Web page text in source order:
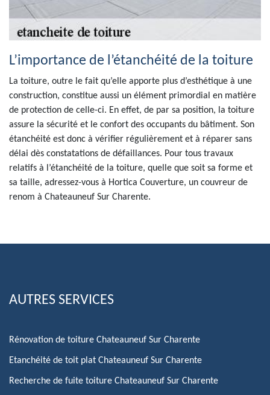
L’importance de l’étanchéité de la toiture
La toiture, outre le fait qu’elle apporte plus d’esthétique à une
construction, constitue aussi un élément primordial en matière
de protection de celle-ci. En effet, de par sa position, la toiture
assure la sécurité et le confort des occupants du bâtiment. Son
étanchéité est donc à vérifier régulièrement et à réparer sans
délai dès constatations de défaillances. Pour tous travaux
relatifs à l’étanchéité de la toiture, quelle que soit sa forme et
sa taille, adressez-vous à Hortica Couverture, un couvreur de
renom à Chateauneuf Sur Charente.
AUTRES SERVICES
Rénovation de toiture Chateauneuf Sur Charente
Etanchéité de toit plat Chateauneuf Sur Charente
Recherche de fuite toiture Chateauneuf Sur Charente